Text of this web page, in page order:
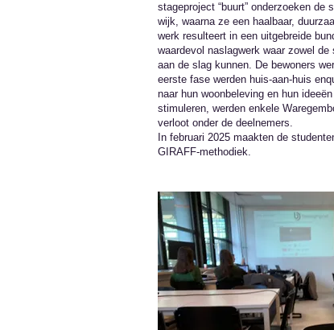
stageproject “buurt” onderzoeken
wijk, waarna ze een haalbaar,
werk resulteert in een uitgebreide
waardevol naslagwerk waar zowel
aan de slag kunnen. De bewoners
eerste fase werden huis-aan-huis
naar hun woonbeleving en hun
stimuleren, werden enkele
verloot onder de deelnemers.
In februari 2025 maakten de
GIRAFF-methodiek.